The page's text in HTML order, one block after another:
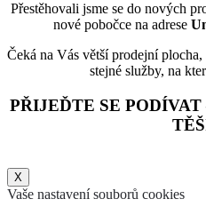
Přestěhovali jsme se do nových
nové pobočce na adrese
Čeká na Vás větší prodejní
stejné služby, na
PŘIJEĎTE SE
X
Vaše nastavení souborů cookies